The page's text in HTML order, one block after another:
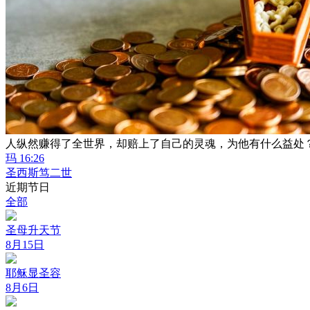
人纵然赚得了全世界，却赔上了自己的灵魂，为他有什么益处
玛 16:26
圣西斯笃二世
近期节日
全部
圣母升天节
8月15日
耶稣显圣容
8月6日